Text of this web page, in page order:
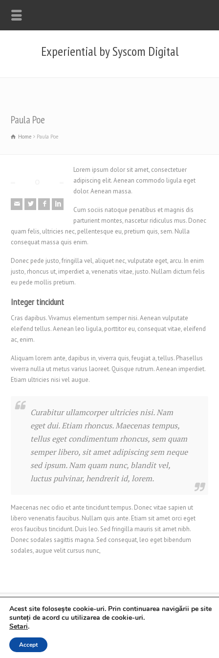
Experiential by Syscom Digital
Paula Poe
Home Paula Poe
Lorem ipsum dolor sit amet, consectetuer
adipiscing elit. Aenean commodo ligula eget
dolor. Aenean massa.
Cum sociis natoque penatibus et magnis dis
parturient montes, nascetur ridiculus mus. Donec
quam felis, ultricies nec, pellentesque eu, pretium quis, sem. Nulla
consequat massa quis enim.
Donec pede justo, fringilla vel, aliquet nec, vulputate eget, arcu. In enim
justo, rhoncus ut, imperdiet a, venenatis vitae, justo. Nullam dictum felis
eu pede mollis pretium.
Integer tincidunt
Cras dapibus. Vivamus elementum semper nisi. Aenean vulputate
eleifend tellus. Aenean leo ligula, porttitor eu, consequat vitae, eleifend
ac, enim.
Aliquam lorem ante, dapibus in, viverra quis, feugiat a, tellus. Phasellus
viverra nulla ut metus varius laoreet. Quisque rutrum. Aenean imperdiet.
Etiam ultricies nisi vel augue.
Curabitur ullamcorper ultricies nisi. Nam
eget dui. Etiam rhoncus. Maecenas tempus,
tellus eget condimentum rhoncus, sem quam
semper libero, sit amet adipiscing sem neque
sed ipsum. Nam quam nunc, blandit vel,
luctus pulvinar, hendrerit id, lorem.
Maecenas nec odio et ante tincidunt tempus. Donec vitae sapien ut
libero venenatis faucibus. Nullam quis ante. Etiam sit amet orci eget
eros faucibus tincidunt. Duis leo. Sed fringilla mauris sit amet nibh.
Donec sodales sagittis magna. Sed consequat, leo eget bibendum
sodales, augue velit cursus nunc,
Despre noi Contact
Politica de confidentialitate
Copyright ©2026 Syscom Digital
Acest site foloseşte cookie-uri. Prin continuarea navigării pe site
sunteți de acord cu utilizarea de cookie-uri.
Setari.
Accept